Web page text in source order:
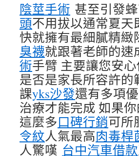
陰莖手術 甚至引發
頭不用拔以通常夏天
快就擁有最細膩精緻
臭襪就跟著老師的速
術手臂 主要讓您安
是否是家長所容許的
課yks沙發還有多項
治療才能完成 如果
這麼多口碑行銷可所
令紋人氣最高肉毒桿
人驚嘆 台中汽車借款